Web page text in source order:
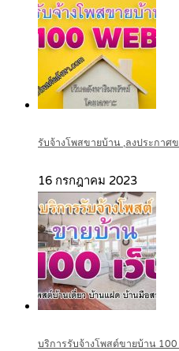
รับจ้างโพสขายบ้าน ,ลงประกาศ
16 กรกฎาคม 2023
บริการรับจ้างโพสต์ขายบ้าน